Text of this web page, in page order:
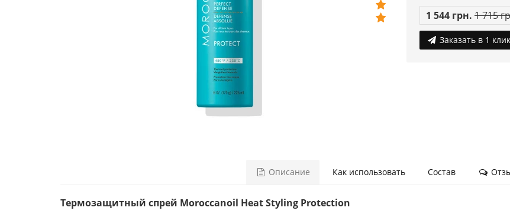
1 544 грн. 1 715
Заказать в 1 клик
Описание Как использовать Состав
Термозащитный спрей Moroccanoil Heat Styling Protection